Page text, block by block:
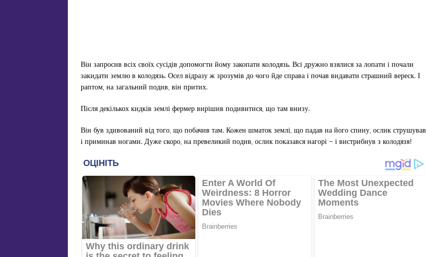
Він запросив всіх своїх сусідів допомогти йому закопати колодязь. Всі дружно взялися за лопати і почали
закидати землю в колодязь. Осел відразу ж зрозумів до чого йде справа і почав видавати страшний вереск. І
раптом, на загальний подив, він притих.
Після декількох кидків землі фермер вирішив подивитися, що там внизу.
Він був здивований від того, що побачив там. Кожен шматок землі, що падав на його спину, ослик струшував
і приминав ногами. Дуже скоро, на превеликий подив, ослик показався нагорі – і вистрибнув з колодязя!